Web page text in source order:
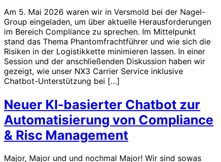
Am 5. Mai 2026 waren wir in Versmold bei der Nagel-
Group eingeladen, um über aktuelle Herausforderungen
im Bereich Compliance zu sprechen. Im Mittelpunkt
stand das Thema Phantomfrachtführer und wie sich die
Risiken in der Logistikkette minimieren lassen. In einer
Session und der anschließenden Diskussion haben wir
gezeigt, wie unser NX3 Carrier Service inklusive
Chatbot-Unterstützung bei […]
Neuer KI-basierter Chatbot zur
Automatisierung von Compliance
& Risc Management
Major, Major und und nochmal Major! Wir sind sowas